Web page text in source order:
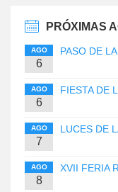
PRÓXIMAS
AGO
6
PASO DE
AGO
6
FIESTA DE
AGO
7
LUCES DE
AGO
8
XVII FERIA